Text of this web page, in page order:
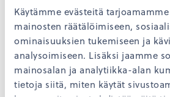
Käytämme evästeitä
mainosten räätälöimiseen,
ominaisuuksien tukemiseen ja
analysoimiseen. Lisäksi jaamme
mainosalan ja analytiikka-alan
tietoja siitä, miten käytät
Sisällöt
Ajankohtaista